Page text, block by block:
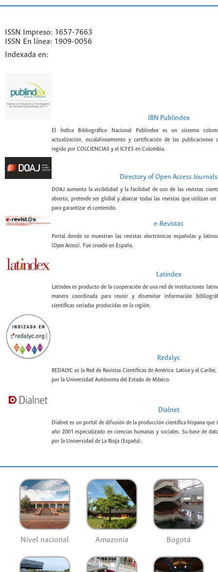
ISSN Impreso: 1657-7663
ISSN En línea: 1909-0056
Indexada en:
IBN Publindex
El Índice Bibliográfico Nacional Publindex es un sistema
actualización, escalafonamiento y certificación de las publicaciones
regido por COLCIENCIAS y el ICFES en Colombia.
Directory of Open Access Journals
DOAJ aumenta la visibilidad y la facilidad de uso de las revistas
abierto, pretende ser global y abarcar todas las revistas que utilizan
para garantizar el contenido.
e-Revistas
Portal donde se muestran las revistas electrónicas españolas y
(Open Access). Fue creado en España.
Latindex
Latindex es producto de la cooperación de una red de instituciones
manera coordinada para reunir y diseminar información
científicas seriadas producidas en la región.
Redalyc
REDALYC es la Red de Revistas Científicas de América. Latina y el
por la Universidad Autónoma del Estado de México.
Dialnet
Dialnet es un portal de difusión de la producción científica hispana
año 2001 especializado en ciencias humanas y sociales. Su base de
por la Universidad de La Rioja (España).
Nivel nacional Amazonía Bogotá